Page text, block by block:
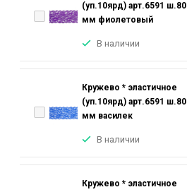
(уп.10ярд) арт.6591 ш.80
мм фиолетовый
В наличии
Кружево * эластичное
(уп.10ярд) арт.6591 ш.80
мм василек
В наличии
Кружево * эластичное